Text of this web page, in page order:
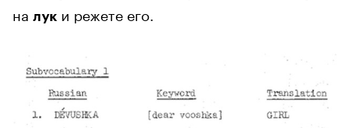
на лук и режете его.